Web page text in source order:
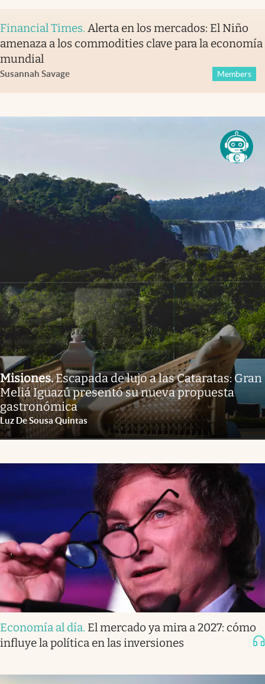
Financial Times. Alerta en los mercados: El Niño
amenaza a los commodities clave para la economía
mundial
Susannah Savage Members
Misiones.Escapada de lujo a las Cataratas: Gran
Meliá Iguazú presentó su nueva propuesta
gastronómica
Luz De Sousa Quintas
Economía al día. El mercado ya mira a 2027: cómo
influye la política en las inversiones